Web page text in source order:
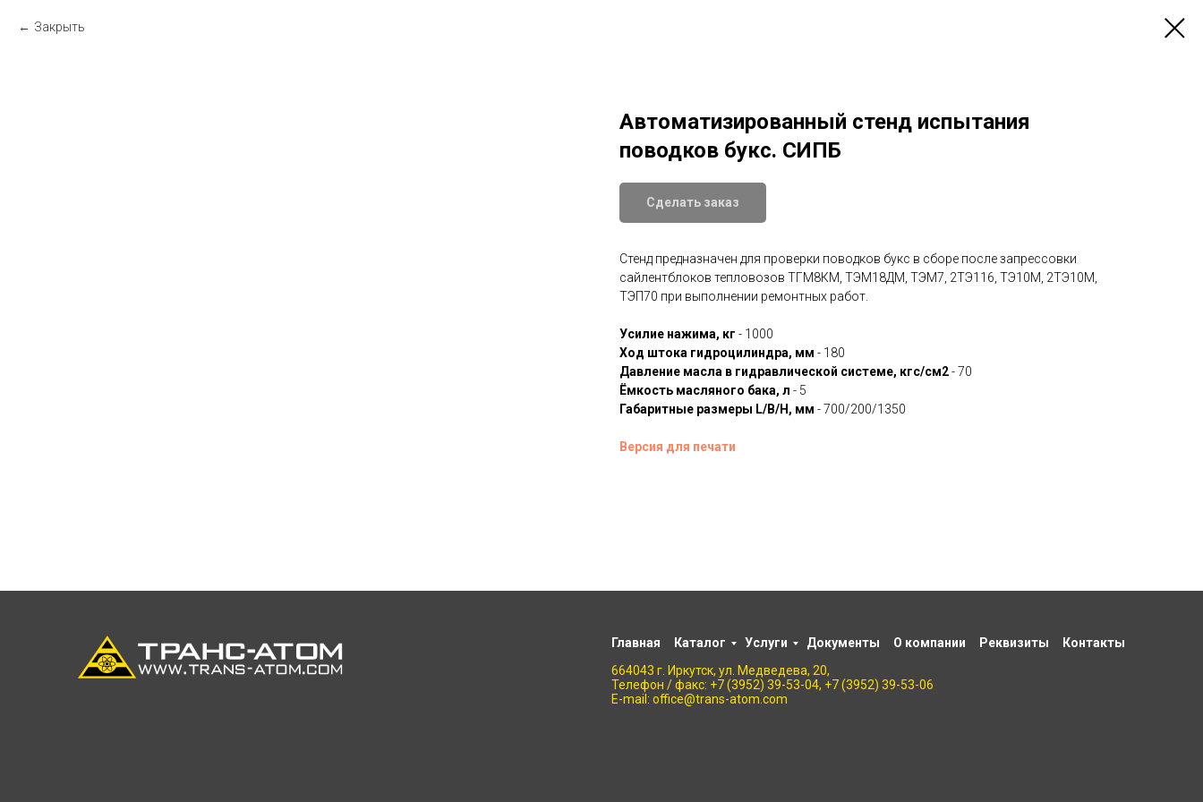
Закрыть
Автоматизированный стенд испытания
поводков букс. СИПБ
Сделать заказ
Стенд предназначен для проверки поводков букс в сборе после запрессовки
сайлентблоков тепловозов ТГМ8КМ, ТЭМ18ДМ, ТЭМ7, 2ТЭ116, ТЭ10М, 2ТЭ10М,
ТЭП70 при выполнении ремонтных работ.
Усилие нажима, кг - 1000
Ход штока гидроцилиндра, мм - 180
Давление масла в гидравлической системе, кгс/см2- 70
Ёмкость масляного бака, л - 5
Габаритные размеры L/B/H, мм - 700/200/1350
Версия для печати
Главная Каталог Услуги Документы О компании Реквизиты
Контакты
664043 г. Иркутск, ул. Медведева, 20,
Телефон / факс: +7 (3952) 39-53-04, +7 (3952) 39-53-06
E-mail: office@trans-atom.com